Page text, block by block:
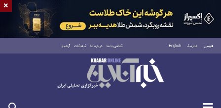
فارسی العربية English تماس با ما درباره ما تبلیغات آرشیو
پنجشنبه ۱۵ مرداد ۱۴۰۵
×